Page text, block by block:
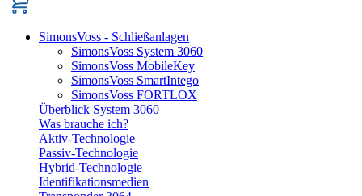
SimonsVoss - Schließanlagen
SimonsVoss System 3060
SimonsVoss MobileKey
SimonsVoss SmartIntego
SimonsVoss FORTLOX
Überblick System 3060
Was brauche ich?
Aktiv-Technologie
Passiv-Technologie
Hybrid-Technologie
Identifikationsmedien